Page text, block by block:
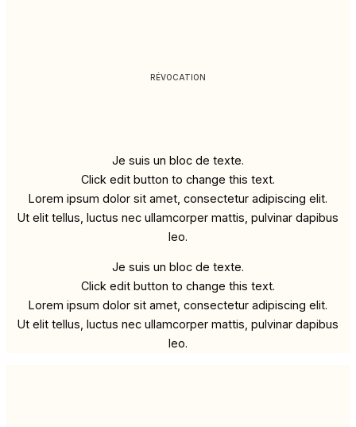
RÉVOCATION
Je suis un bloc de texte.
Click edit button to change this text.
Lorem ipsum dolor sit amet, consectetur adipiscing elit.
Ut elit tellus, luctus nec ullamcorper mattis, pulvinar dapibus
leo.
Je suis un bloc de texte.
Click edit button to change this text.
Lorem ipsum dolor sit amet, consectetur adipiscing elit.
Ut elit tellus, luctus nec ullamcorper mattis, pulvinar dapibus
leo.